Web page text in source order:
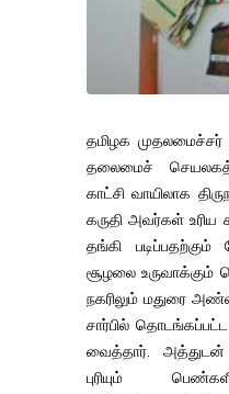
தமிழக
தலைமைச்
காட்சி வாயிலாக
கருதி அவர்கள் உரிய
தங்கி
சூழலை
நகரிலும் மதுரை
சார்பில்
வைத்தார்.
புரியும்